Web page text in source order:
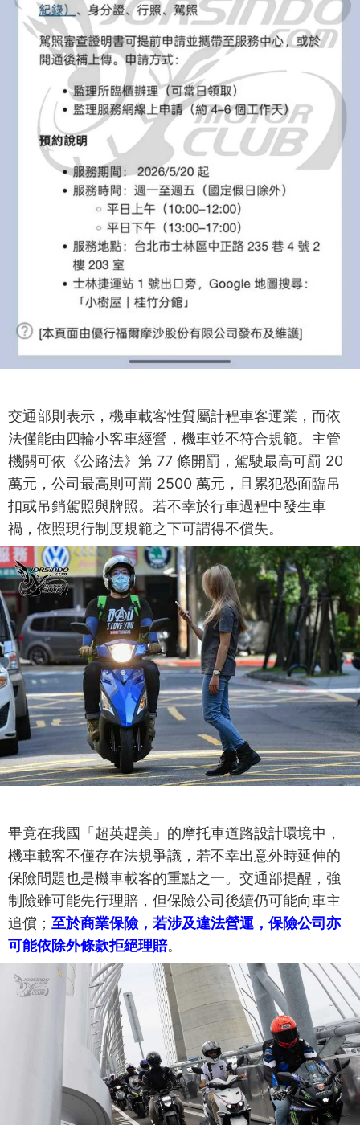
交通部則表示，機車載客性質屬計程車客運業，而依
法僅能由四輪小客車經營，機車並不符合規範。主管
機關可依《公路法》第 77 條開罰，駕駛最高可罰 20
萬元，公司最高則可罰 2500 萬元，且累犯恐面臨吊
扣或吊銷駕照與牌照。若不幸於行車過程中發生車
禍，依照現行制度規範之下可謂得不償失。
畢竟在我國「超英趕美」的摩托車道路設計環境中，
機車載客不僅存在法規爭議，若不幸出意外時延伸的
保險問題也是機車載客的重點之一。交通部提醒，強
制險雖可能先行理賠，但保險公司後續仍可能向車主
追償； 至於商業保險，若涉及違法營運，保險公司亦
可能依除外條款拒絕理賠。